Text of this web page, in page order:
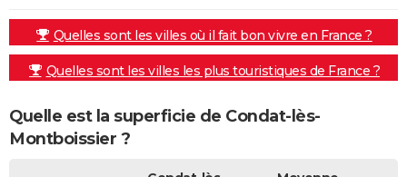
Quelles sont les villes où il fait bon vivre en France ?
Quelles sont les villes les plus touristiques de France ?
Quelle est la superficie de Condat-lès-
Montboissier ?